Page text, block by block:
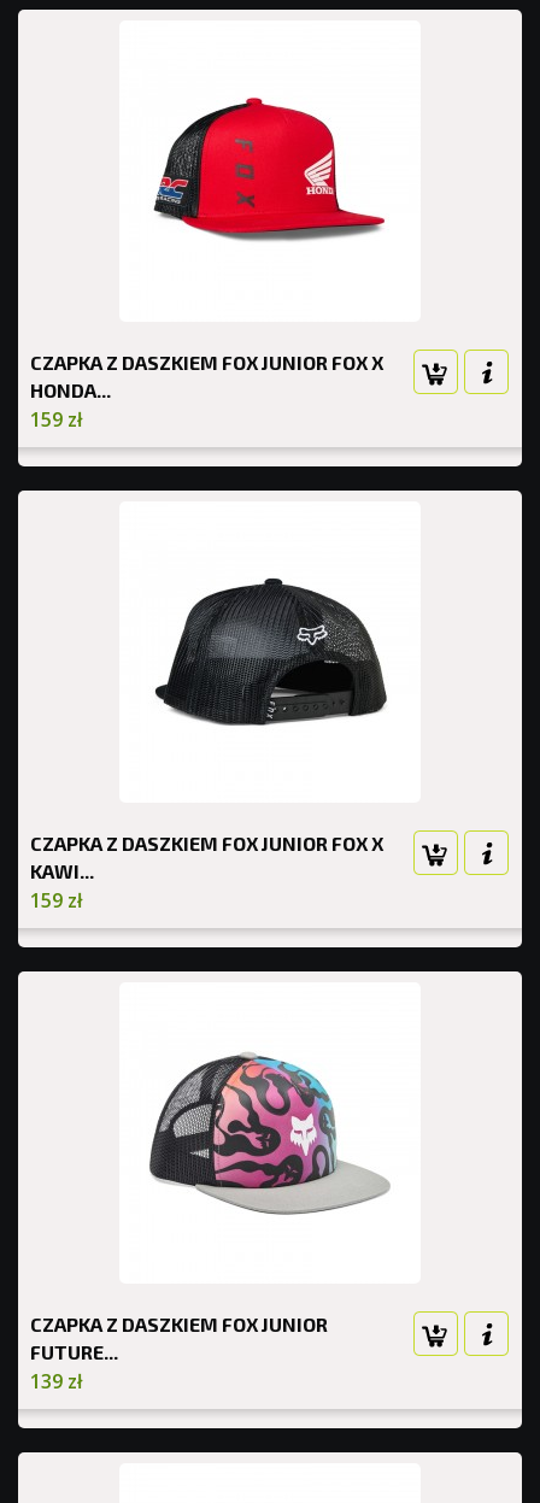
CZAPKA Z DASZKIEM FOX JUNIOR FOX X
HONDA...
159 zł
CZAPKA Z DASZKIEM FOX JUNIOR FOX X
KAWI...
159 zł
CZAPKA Z DASZKIEM FOX JUNIOR
FUTURE...
139 zł